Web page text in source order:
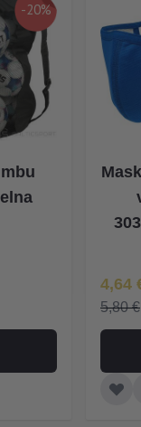
-20%
Īpaša
4,64
5,80 €